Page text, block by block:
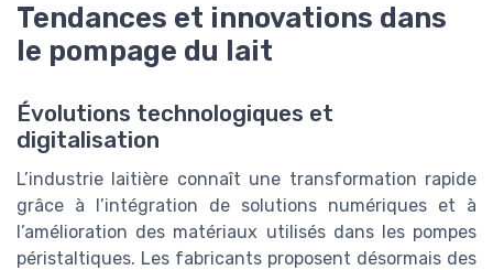
Tendances et innovations dans
le pompage du lait
Évolutions technologiques et
digitalisation
L’industrie laitière connaît une transformation rapide
grâce à l’intégration de solutions numériques et à
l’amélioration des matériaux utilisés dans les pompes
péristaltiques. Les fabricants proposent désormais des